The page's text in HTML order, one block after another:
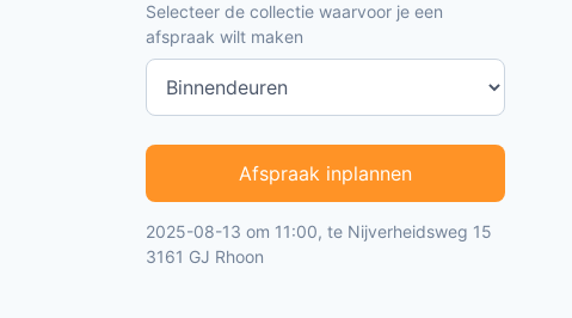
Selecteer de collectie waarvoor je een
afspraak wilt maken
Afspraak inplannen
2025-08-13 om 11:00, te Nijverheidsweg 15
3161 GJ Rhoon